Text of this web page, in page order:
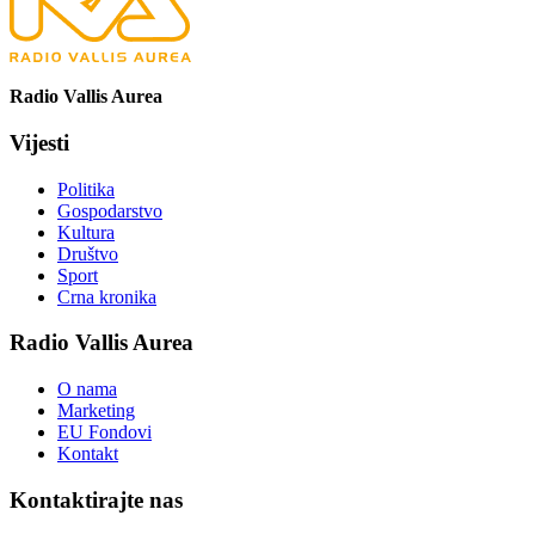
Radio Vallis Aurea
Vijesti
Politika
Gospodarstvo
Kultura
Društvo
Sport
Crna kronika
Radio Vallis Aurea
O nama
Marketing
EU Fondovi
Kontakt
Kontaktirajte nas